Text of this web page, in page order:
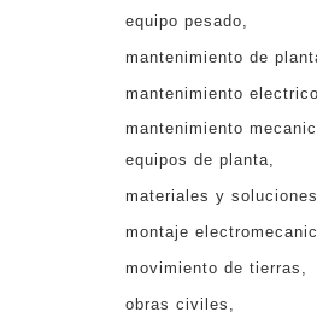
equipo pesado
mantenimiento de
mantenimiento electrico
mantenimiento
equipos de planta
materiales y
montaje
movimiento de tierras
obras civiles